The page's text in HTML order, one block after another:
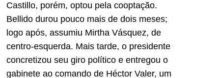
Castillo, porém, optou pela cooptação.
Bellido durou pouco mais de dois meses;
logo após, assumiu Mirtha Vásquez, de
centro-esquerda. Mais tarde, o presidente
concretizou seu giro político e entregou o
gabinete ao comando de Héctor Valer, um